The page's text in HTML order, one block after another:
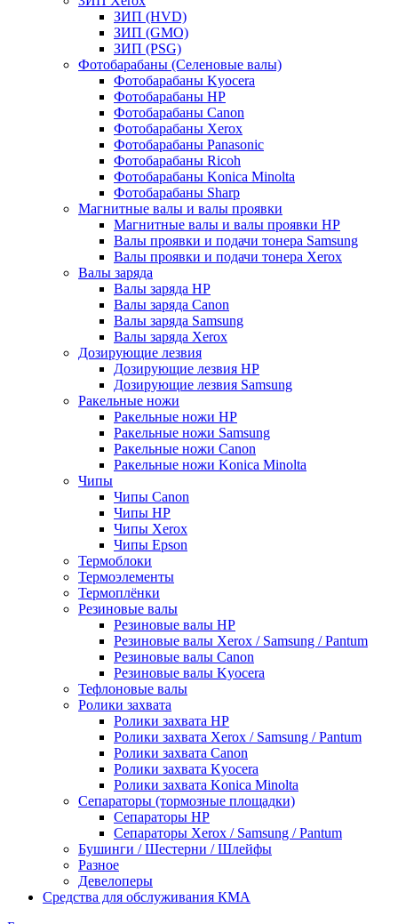
ЗИП (HVD)
ЗИП (GMO)
ЗИП (PSG)
Фотобарабаны (Селеновые валы)
Фотобарабаны Kyocera
Фотобарабаны HP
Фотобарабаны Canon
Фотобарабаны Xerox
Фотобарабаны Panasonic
Фотобарабаны Ricoh
Фотобарабаны Konica Minolta
Фотобарабаны Sharp
Магнитные валы и валы проявки
Магнитные валы и валы проявки HP
Валы проявки и подачи тонера Samsung
Валы проявки и подачи тонера Xerox
Валы заряда
Валы заряда HP
Валы заряда Canon
Валы заряда Samsung
Валы заряда Xerox
Дозирующие лезвия
Дозирующие лезвия HP
Дозирующие лезвия Samsung
Ракельные ножи
Ракельные ножи HP
Ракельные ножи Samsung
Ракельные ножи Canon
Ракельные ножи Konica Minolta
Чипы
Чипы Canon
Чипы HP
Чипы Xerox
Чипы Epson
Термоблоки
Термоэлементы
Термоплёнки
Резиновые валы
Резиновые валы HP
Резиновые валы Xerox / Samsung / Pantum
Резиновые валы Canon
Резиновые валы Kyocera
Тефлоновые валы
Ролики захвата
Ролики захвата HP
Ролики захвата Xerox / Samsung / Pantum
Ролики захвата Canon
Ролики захвата Kyocera
Ролики захвата Konica Minolta
Сепараторы (тормозные площадки)
Сепараторы HP
Сепараторы Xerox / Samsung / Pantum
Бушинги / Шестерни / Шлейфы
Разное
Девелоперы
Средства для обслуживания КМА